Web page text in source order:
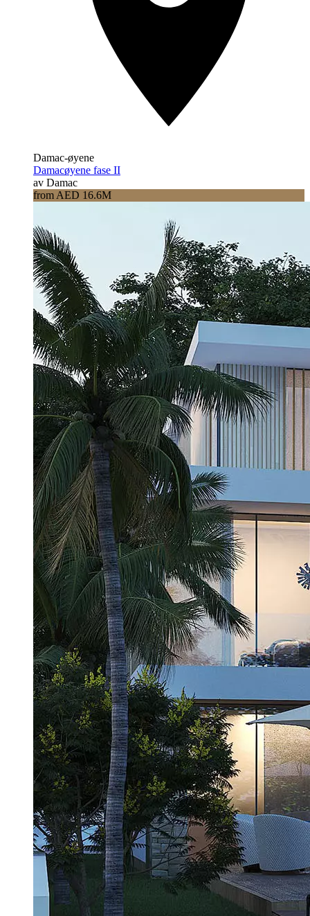
Damac-øyene
Damacøyene fase II
av Damac
from AED 16.6M